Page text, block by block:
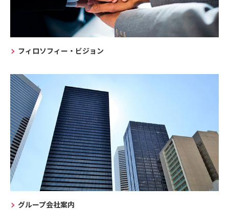
フィロソフィー・ビジョン
グループ会社案内